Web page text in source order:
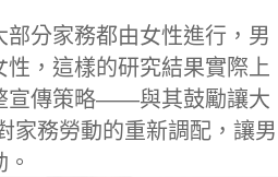
分家務都由女性進行，男
，這樣的研究結果實際上
宣傳策略——與其鼓勵讓大
家務勞動的重新調配，讓男